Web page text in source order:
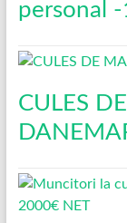
personal
CULES